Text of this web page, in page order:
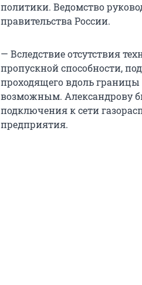
политики. Ведомство
правительства России.
— Вследствие отсутствия
пропускной способности,
проходящего вдоль границы
возможным. Александрову
подключения к сети
предприятия.